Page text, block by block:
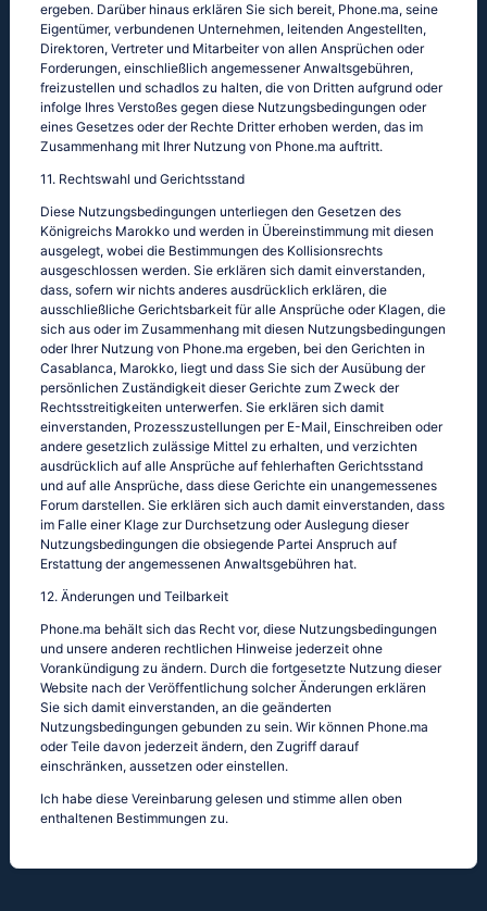
ergeben. Darüber hinaus erklären Sie sich bereit, Phone.ma, seine
Eigentümer, verbundenen Unternehmen, leitenden Angestellten,
Direktoren, Vertreter und Mitarbeiter von allen Ansprüchen oder
Forderungen, einschließlich angemessener Anwaltsgebühren,
freizustellen und schadlos zu halten, die von Dritten aufgrund oder
infolge Ihres Verstoßes gegen diese Nutzungsbedingungen oder
eines Gesetzes oder der Rechte Dritter erhoben werden, das im
Zusammenhang mit Ihrer Nutzung von Phone.ma auftritt.
11. Rechtswahl und Gerichtsstand
Diese Nutzungsbedingungen unterliegen den Gesetzen des
Königreichs Marokko und werden in Übereinstimmung mit diesen
ausgelegt, wobei die Bestimmungen des Kollisionsrechts
ausgeschlossen werden. Sie erklären sich damit einverstanden,
dass, sofern wir nichts anderes ausdrücklich erklären, die
ausschließliche Gerichtsbarkeit für alle Ansprüche oder Klagen, die
sich aus oder im Zusammenhang mit diesen Nutzungsbedingungen
oder Ihrer Nutzung von Phone.ma ergeben, bei den Gerichten in
Casablanca, Marokko, liegt und dass Sie sich der Ausübung der
persönlichen Zuständigkeit dieser Gerichte zum Zweck der
Rechtsstreitigkeiten unterwerfen. Sie erklären sich damit
einverstanden, Prozesszustellungen per E-Mail, Einschreiben oder
andere gesetzlich zulässige Mittel zu erhalten, und verzichten
ausdrücklich auf alle Ansprüche auf fehlerhaften Gerichtsstand
und auf alle Ansprüche, dass diese Gerichte ein unangemessenes
Forum darstellen. Sie erklären sich auch damit einverstanden, dass
im Falle einer Klage zur Durchsetzung oder Auslegung dieser
Nutzungsbedingungen die obsiegende Partei Anspruch auf
Erstattung der angemessenen Anwaltsgebühren hat.
12. Änderungen und Teilbarkeit
Phone.ma behält sich das Recht vor, diese Nutzungsbedingungen
und unsere anderen rechtlichen Hinweise jederzeit ohne
Vorankündigung zu ändern. Durch die fortgesetzte Nutzung dieser
Website nach der Veröffentlichung solcher Änderungen erklären
Sie sich damit einverstanden, an die geänderten
Nutzungsbedingungen gebunden zu sein. Wir können Phone.ma
oder Teile davon jederzeit ändern, den Zugriff darauf
einschränken, aussetzen oder einstellen.
Ich habe diese Vereinbarung gelesen und stimme allen oben
enthaltenen Bestimmungen zu.